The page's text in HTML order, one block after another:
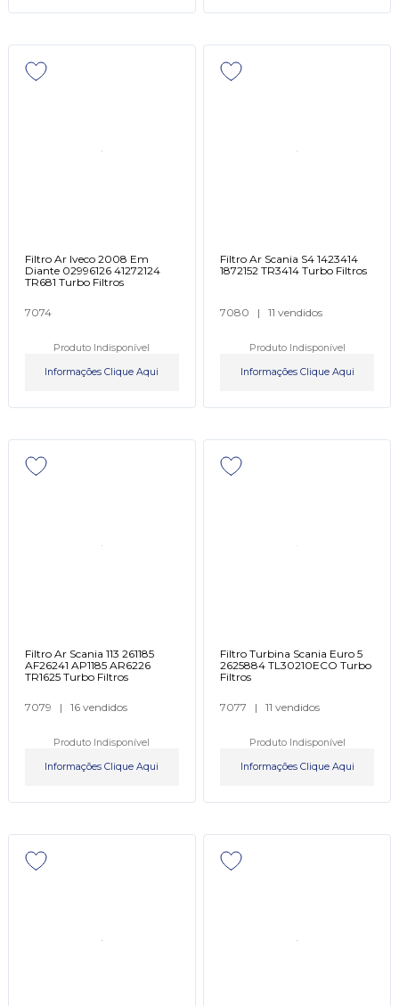
Filtro Ar Iveco 2008 Em
Diante 02996126 41272124
TR681 Turbo Filtros
7074
Produto Indisponível
Informações Clique Aqui
Filtro Ar Scania S4 1423414
1872152 TR3414 Turbo Filtros
7080 | 11 vendidos
Produto Indisponível
Informações Clique Aqui
Filtro Ar Scania 113 261185
AF26241 AP1185 AR6226
TR1625 Turbo Filtros
7079 | 16 vendidos
Produto Indisponível
Informações Clique Aqui
Filtro Turbina Scania Euro 5
2625884 TL30210ECO Turbo
Filtros
7077 | 11 vendidos
Produto Indisponível
Informações Clique Aqui